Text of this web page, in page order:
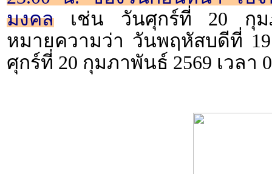
มงคล เช่น วันศุกร์ที่ 20 กุม
หมายความว่า วันพฤหัสบดีที่
ศุกร์ที่ 20 กุมภาพันธ์ 2569 เวลา